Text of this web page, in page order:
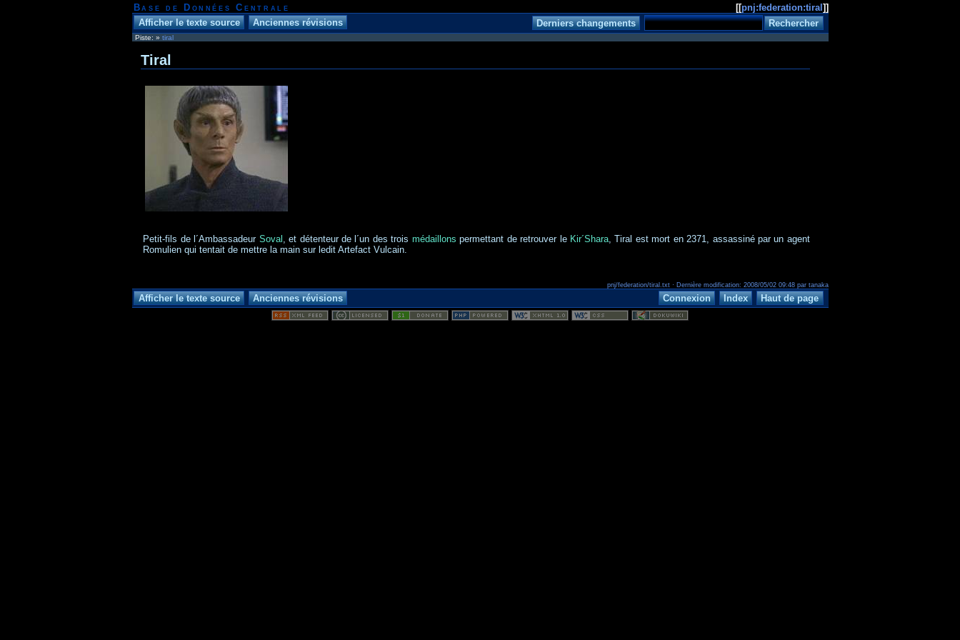
[[pnj:federation:tiral ]]
Base de Données Centrale
Piste: » tiral
Tiral
Petit-fils de l´Ambassadeur Soval , et détenteur de l´un des trois médaillons permettant de retrouver le Kir´Shara, Tiral est mort en 2371, assassiné par un agent
Romulien qui tentait de mettre la main sur ledit Artefact Vulcain.
pnj/federation/tiral.txt · Dernière modification: 2008/05/02 09:48 par tanaka